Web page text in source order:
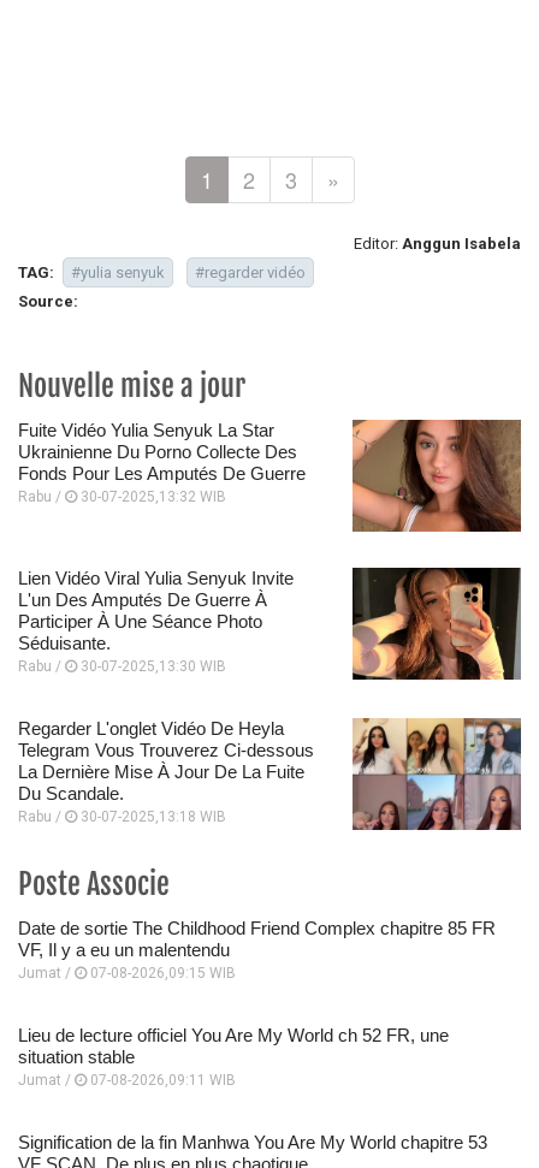
1 2 3 »
Editor: Anggun Isabela
TAG:
#yulia senyuk
#regarder vidéo
Source:
Nouvelle mise a jour
Fuite Vidéo Yulia Senyuk La Star
Ukrainienne Du Porno Collecte Des
Fonds Pour Les Amputés De Guerre
Rabu / 30-07-2025,13:32 WIB
Lien Vidéo Viral Yulia Senyuk Invite
L'un Des Amputés De Guerre À
Participer À Une Séance Photo
Séduisante.
Rabu / 30-07-2025,13:30 WIB
Regarder L'onglet Vidéo De Heyla
Telegram Vous Trouverez Ci-dessous
La Dernière Mise À Jour De La Fuite
Du Scandale.
Rabu / 30-07-2025,13:18 WIB
Poste Associe
Date de sortie The Childhood Friend Complex chapitre 85 FR
VF, Il y a eu un malentendu
Jumat / 07-08-2026,09:15 WIB
Lieu de lecture officiel You Are My World ch 52 FR, une
situation stable
Jumat / 07-08-2026,09:11 WIB
Signification de la fin Manhwa You Are My World chapitre 53
VF SCAN, De plus en plus chaotique